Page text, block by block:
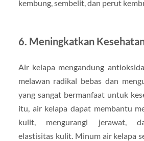
kembung, sembelit, dan perut
6. Meningkatkan
Air kelapa mengandung
melawan radikal bebas dan
yang sangat bermanfaat untuk
itu, air kelapa dapat membantu
kulit, mengurangi jerawat,
elastisitas kulit. Minum air kelapa